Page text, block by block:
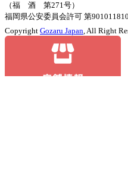
（福 酒 第271号）
福岡県公安委員会許可 第
Copyright Gozaru Japan, All Right